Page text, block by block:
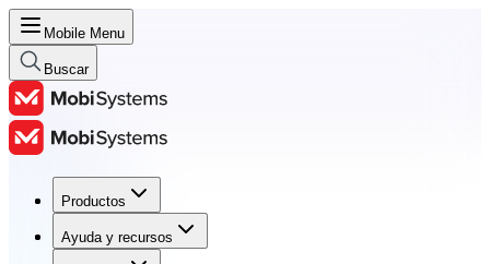
Mobile Menu
Buscar
Productos
Ayuda y recursos
Productos
Ayuda y recursos